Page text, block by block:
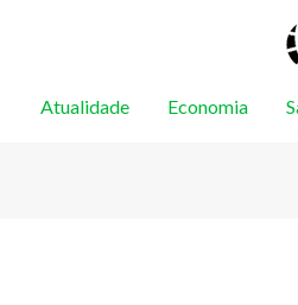
Atualidade Economia